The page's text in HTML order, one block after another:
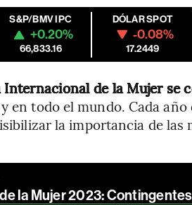
S&P/BMV IPC
+0.20%
66,833.16
DÓLAR SPOT
-0.08%
17.2449
Internacional de la Mujer se
en todo el mundo. Cada
la importancia de las
la Mujer 2023: